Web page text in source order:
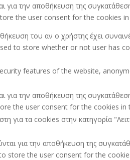
για την αποθήκευση της
the user consent for the cookies
του αν ο χρήστης έχει
to store whether or not user has
features of the website,
για την αποθήκευση της
the user consent for the cookies
για τα cookies στην κατηγορία
για την αποθήκευση της
store the user consent for the